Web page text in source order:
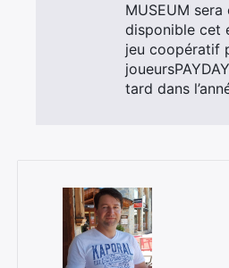
MUSEUM sera
disponible cet
jeu coopératif
tard dans